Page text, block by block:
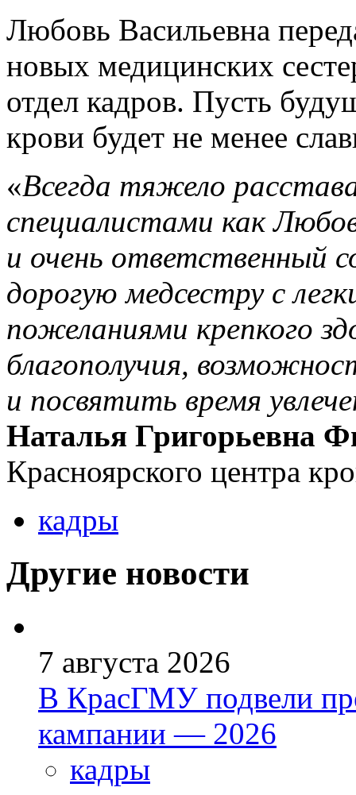
Любовь Васильевна
новых медицинских
отдел кадров. Пусть
крови будет не менее
«Всегда тяжело
специалистами как
и очень ответственный
дорогую медсестру с
пожеланиями крепкого
благополучия,
и посвятить время
Наталья Григорьевна
Красноярского центра
кадры
Другие новости
7 августа 2026
В КрасГМУ подвели
кампании — 2026
кадры